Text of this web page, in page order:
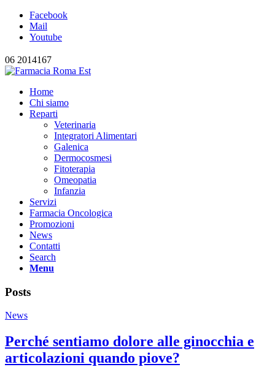
Facebook
Mail
Youtube
06 2014167
Home
Chi siamo
Reparti
Veterinaria
Integratori Alimentari
Galenica
Dermocosmesi
Fitoterapia
Omeopatia
Infanzia
Servizi
Farmacia Oncologica
Promozioni
News
Contatti
Search
Menu
Posts
News
Perché sentiamo dolore alle ginocchia e
articolazioni quando piove?